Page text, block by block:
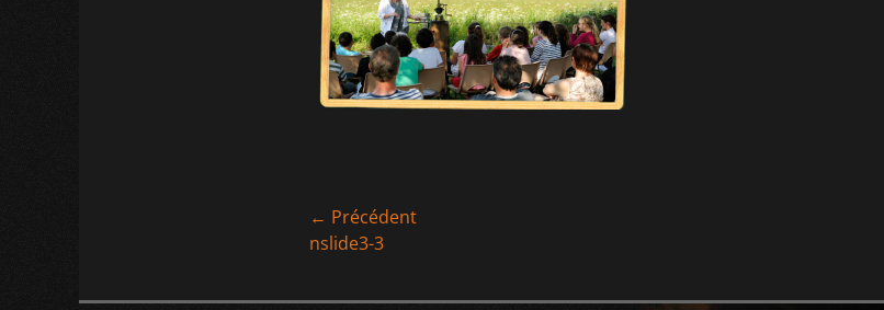
Navigation
de
l’article
← Précédent
Article
nslide3-3